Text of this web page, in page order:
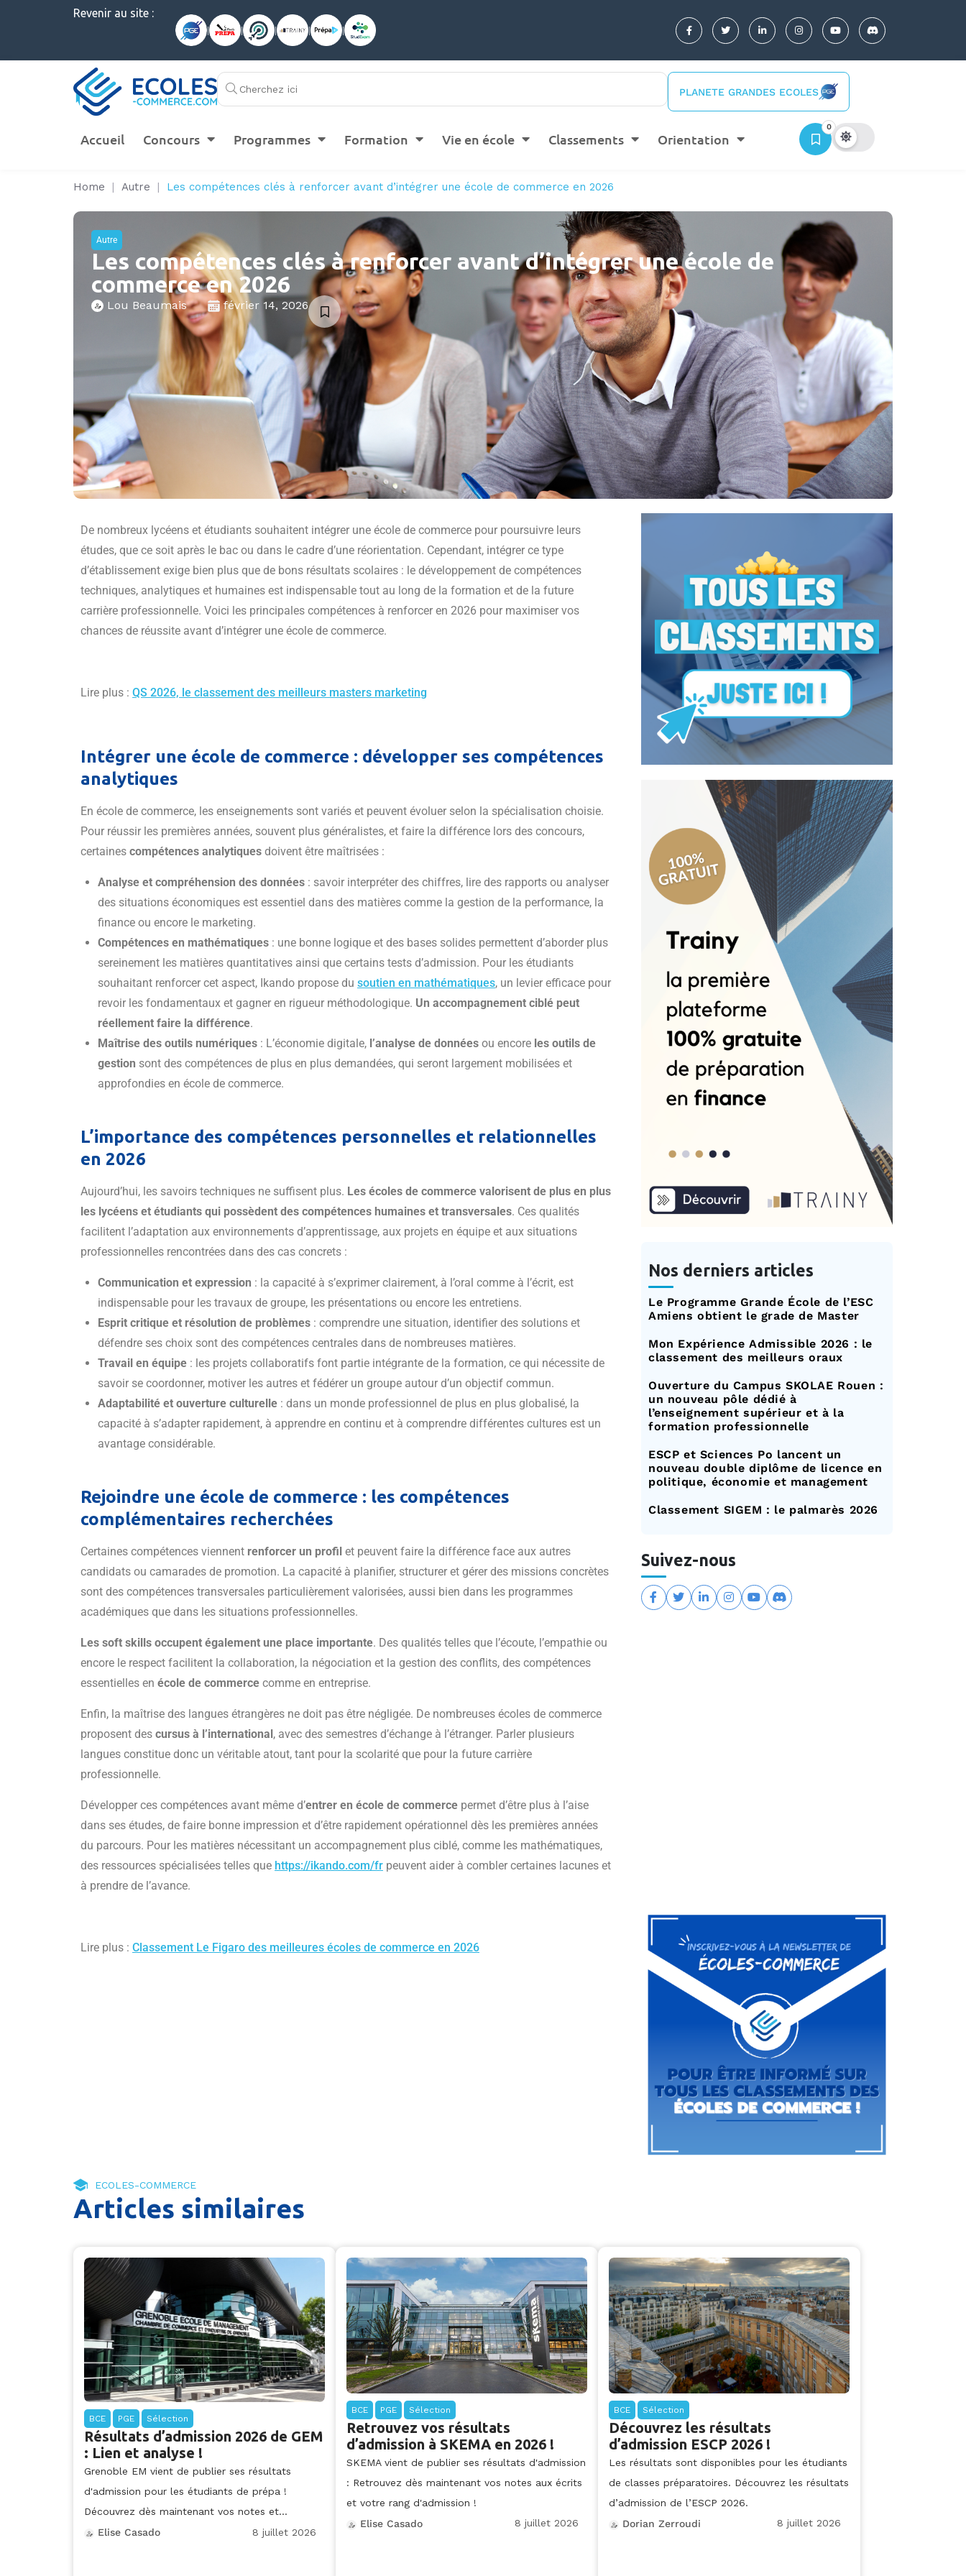
Revenir au site :
| | | | |
PLANETE GRANDES ECOLES
Accueil Concours Programmes Formation Vie en école Classements Orientation
0
Home Autre Les compétences clés à renforcer avant d’intégrer une école de commerce en 2026
Autre
Les compétences clés à renforcer avant d’intégrer une école de
commerce en 2026
Lou Beaumais février 14, 2026
De nombreux lycéens et étudiants souhaitent intégrer une école de commerce pour poursuivre leurs
études, que ce soit après le bac ou dans le cadre d’une réorientation. Cependant, intégrer ce type
d’établissement exige bien plus que de bons résultats scolaires : le développement de compétences
techniques, analytiques et humaines est indispensable tout au long de la formation et de la future
carrière professionnelle. Voici les principales compétences à renforcer en 2026 pour maximiser vos
chances de réussite avant d’intégrer une école de commerce.
Lire plus : QS 2026, le classement des meilleurs masters marketing
Intégrer une école de commerce : développer ses compétences
analytiques
En école de commerce, les enseignements sont variés et peuvent évoluer selon la spécialisation choisie.
Pour réussir les premières années, souvent plus généralistes, et faire la différence lors des concours,
certaines compétences analytiques doivent être maîtrisées :
Analyse et compréhension des données : savoir interpréter des chiffres, lire des rapports ou analyser
des situations économiques est essentiel dans des matières comme la gestion de la performance, la
finance ou encore le marketing.
Compétences en mathématiques : une bonne logique et des bases solides permettent d’aborder plus
sereinement les matières quantitatives ainsi que certains tests d’admission. Pour les étudiants
souhaitant renforcer cet aspect, Ikando propose du soutien en mathématiques, un levier efficace pour
revoir les fondamentaux et gagner en rigueur méthodologique. Un accompagnement ciblé peut
réellement faire la différence.
Maîtrise des outils numériques : L’économie digitale, l’analyse de données ou encore les outils de
gestion sont des compétences de plus en plus demandées, qui seront largement mobilisées et
approfondies en école de commerce.
L’importance des compétences personnelles et relationnelles
en 2026
Aujourd’hui, les savoirs techniques ne suffisent plus. Les écoles de commerce valorisent de plus en plus
les lycéens et étudiants qui possèdent des compétences humaines et transversales. Ces qualités
facilitent l’adaptation aux environnements d’apprentissage, aux projets en équipe et aux situations
professionnelles rencontrées dans des cas concrets :
Communication et expression : la capacité à s’exprimer clairement, à l’oral comme à l’écrit, est
indispensable pour les travaux de groupe, les présentations ou encore les entretiens.
Esprit critique et résolution de problèmes : comprendre une situation, identifier des solutions et
défendre ses choix sont des compétences centrales dans de nombreuses matières.
Travail en équipe : les projets collaboratifs font partie intégrante de la formation, ce qui nécessite de
savoir se coordonner, motiver les autres et fédérer un groupe autour d’un objectif commun.
Adaptabilité et ouverture culturelle : dans un monde professionnel de plus en plus globalisé, la
capacité à s’adapter rapidement, à apprendre en continu et à comprendre différentes cultures est un
avantage considérable.
Rejoindre une école de commerce : les compétences
complémentaires recherchées
Certaines compétences viennent renforcer un profil et peuvent faire la différence face aux autres
candidats ou camarades de promotion. La capacité à planifier, structurer et gérer des missions concrètes
sont des compétences transversales particulièrement valorisées, aussi bien dans les programmes
académiques que dans les situations professionnelles.
Les soft skills occupent également une place importante. Des qualités telles que l’écoute, l’empathie ou
encore le respect facilitent la collaboration, la négociation et la gestion des conflits, des compétences
essentielles en école de commerce comme en entreprise.
Enfin, la maîtrise des langues étrangères ne doit pas être négligée. De nombreuses écoles de commerce
proposent des cursus à l’international , avec des semestres d’échange à l’étranger. Parler plusieurs
langues constitue donc un véritable atout, tant pour la scolarité que pour la future carrière
professionnelle.
Développer ces compétences avant même d’entrer en école de commerce permet d’être plus à l’aise
dans ses études, de faire bonne impression et d’être rapidement opérationnel dès les premières années
du parcours. Pour les matières nécessitant un accompagnement plus ciblé, comme les mathématiques,
des ressources spécialisées telles que https://ikando.com/fr peuvent aider à combler certaines lacunes et
à prendre de l’avance.
Lire plus : Classement Le Figaro des meilleures écoles de commerce en 2026
Nos derniers articles
Le Programme Grande École de l’ESC
Amiens obtient le grade de Master
Mon Expérience Admissible 2026 : le
classement des meilleurs oraux
Ouverture du Campus SKOLAE Rouen :
un nouveau pôle dédié à
l’enseignement supérieur et à la
formation professionnelle
ESCP et Sciences Po lancent un
nouveau double diplôme de licence en
politique, économie et management
Classement SIGEM : le palmarès 2026
Suivez-nous
ECOLES-COMMERCE
Articles similaires
BCE PGE Sélection
Résultats d’admission 2026 de GEM
: Lien et analyse !
Grenoble EM vient de publier ses résultats
d'admission pour les étudiants de prépa !
Découvrez dès maintenant vos notes et...
Elise Casado
8 juillet 2026
BCE PGE Sélection
Retrouvez vos résultats
d’admission à SKEMA en 2026 !
SKEMA vient de publier ses résultats d'admission
: Retrouvez dès maintenant vos notes aux écrits
et votre rang d'admission !
Elise Casado
8 juillet 2026
BCE Sélection
Découvrez les résultats
d’admission ESCP 2026 !
Les résultats sont disponibles pour les étudiants
de classes préparatoires. Découvrez les résultats
d’admission de l’ESCP 2026.
Dorian Zerroudi
8 juillet 2026